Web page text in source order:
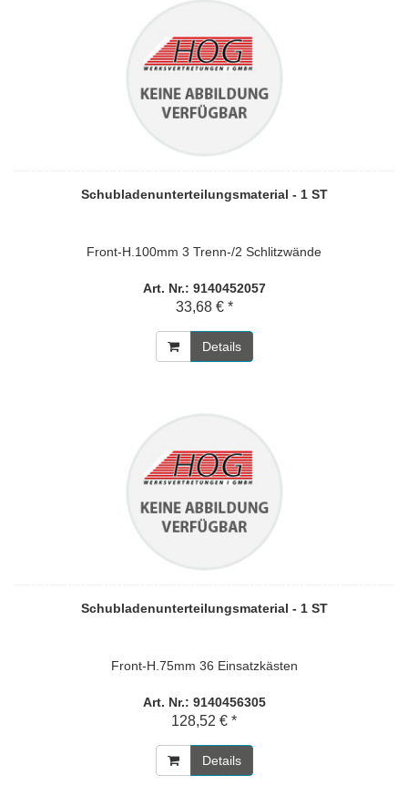
Schubladenunterteilungsmaterial - 1 ST
Front-H.100mm 3 Trenn-/2 Schlitzwände
Art. Nr.: 9140452057
33,68 € *
Details
Schubladenunterteilungsmaterial - 1 ST
Front-H.75mm 36 Einsatzkästen
Art. Nr.: 9140456305
128,52 € *
Details